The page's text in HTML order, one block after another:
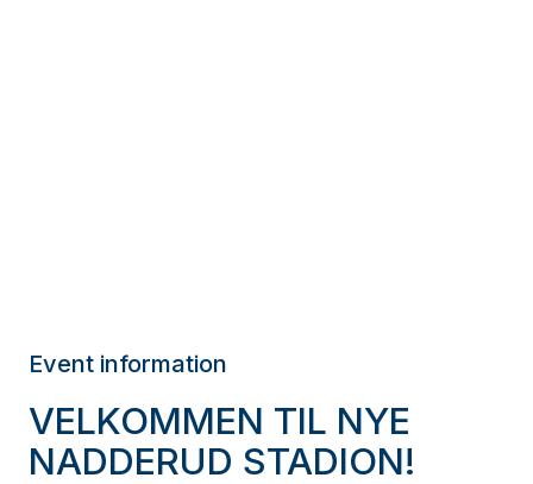
Event information
VELKOMMEN TIL NYE
NADDERUD STADION!